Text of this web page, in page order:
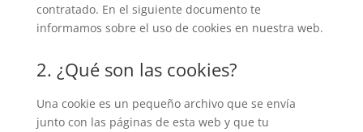
contratado. En el siguiente documento te
informamos sobre el uso de cookies en nuestra web.
2. ¿Qué son las cookies?
Una cookie es un pequeño archivo que se envía
junto con las páginas de esta web y que tu